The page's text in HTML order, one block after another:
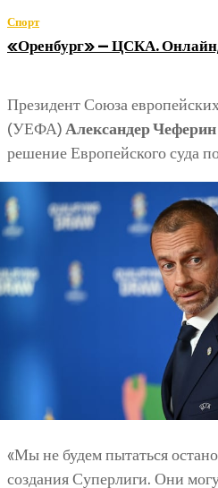
Спорт
«Оренбург» — ЦСКА.
Президент Союза
(УЕФА)Александер Чеферин
решение Европейского суда
«Мы не будем пытаться
создания Суперлиги. Они